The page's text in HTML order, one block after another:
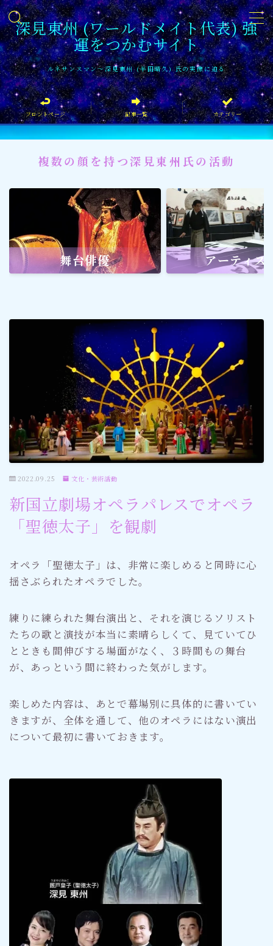
深見東州 (ワールドメイト代表) 強
運をつかむサイト
ルネサンスマン〜深見東州 (半田晴久) 氏の実像に迫る
MENU
フロントページ
記事一覧
イベント情報
企業家
文化・芸術活動
社会貢献 社会貢献
メディア・ネット
深見東州 (半田晴久)
ワールドメイト
神道・宗教
社会情勢
おすすめ記事
フロントページ 記事一覧 カテゴリー
複数の顔を持つ深見東州氏の活動
舞台俳優 アーティス
2022.09.25 文化・芸術活動
新国立劇場オペラパレスでオペラ
「聖徳太子」を観劇
オペラ「聖徳太子」は、非常に楽しめると同時に心
揺さぶられたオペラでした。
練りに練られた舞台演出と、それを演じるソリスト
たちの歌と演技が本当に素晴らしくて、見ていてひ
とときも間伸びする場面がなく、３時間もの舞台
が、あっという間に終わった気がします。
楽しめた内容は、あとで幕場別に具体的に書いてい
きますが、全体を通して、他のオペラにはない演出
について最初に書いておきます。